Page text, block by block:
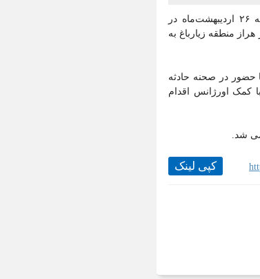
به گزارش کاسپین غلامعلی فخاری مدیرعامل جمعیت هلال‌احمر مازندران صبح امروز جمعه ۲۶ اردیبهشت‌ماه در
اظهار کرد: شب گذشته برخورد خودرو تیبا با کامیون در کیلومتر ۸۷ محور هراز منطقه زیارباغ به
حضور در صحنه حادثه
کمک اورژانس اقدام
شد.
کپی لینک